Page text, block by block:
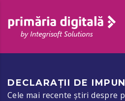
DECLARAȚII DE
Cele mai recente știri despre